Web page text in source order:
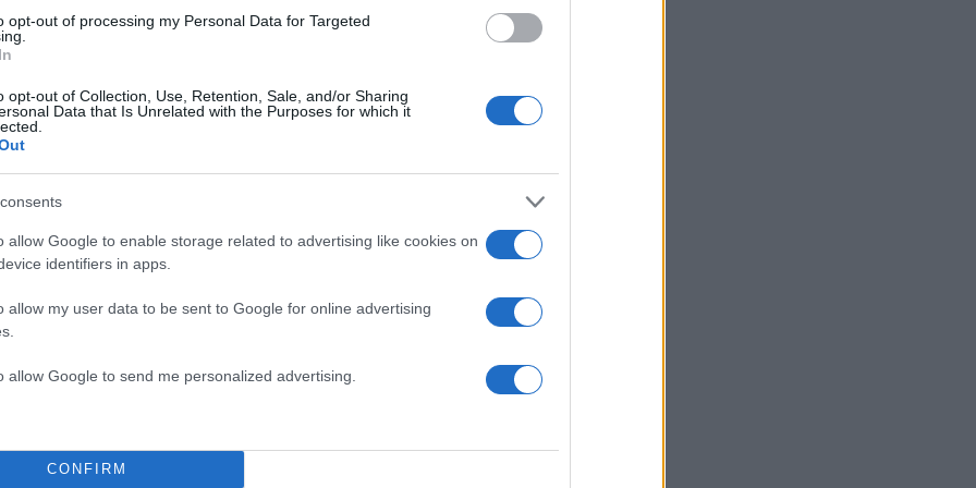
opt-out of processing my Personal Data for Targeted
opt-out of Collection, Use, Retention, Sale, and/or Sharing
Data that Is Unrelated with the Purposes for which it
allow Google to enable storage related to advertising like cookies on
identifiers in apps.
allow my user data to be sent to Google for online advertising
allow Google to send me personalized advertising.
CONFIRM
2 HD Νάπολι – Πίζα Serie
3 HD Μίλγουολ – Γουότφορντ EFL Championship
7 HD Σπόρτινγκ Λισαβόνας – Μορεϊρένσε Liga